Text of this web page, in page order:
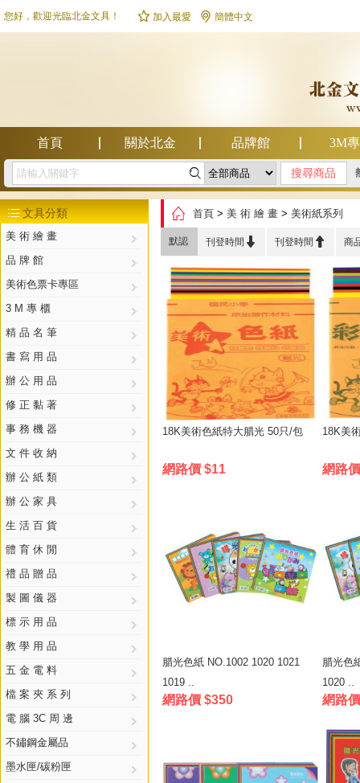
您好，歡迎光臨北金文具！  加入最愛  簡體中文
首頁 關於北金 品牌館 3M
幫助中心 
文具分類
美 術 繪 畫
品 牌 館
美術色票卡專區
3 M 專 櫃
精 品 名 筆
書 寫 用 品
辦 公 用 品
修 正 黏 著
事 務 機 器
文 件 收 納
辦 公 紙 類
辦 公 家 具
生 活 百 貨
體 育 休 閒
禮 品 贈 品
製 圖 儀 器
標 示 用 品
教 學 用 品
五 金 電 料
檔 案 夾 系 列
電 腦 3C 周 邊
不鏽鋼金屬品
墨水匣/碳粉匣
 首頁 > 美 術 繪 畫 > 美術紙系列
默認 刊登時間  刊登時間  商
18K美術色紙特大腊光 50只/包
網路價 $11
18K美
網路
腊光色紙 NO.1002 1020 1021
1019 ..
網路價 $350
腊光色
1020 ..
網路